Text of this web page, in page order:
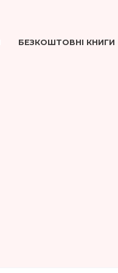
БЕЗКОШТОВНІ КНИГИ